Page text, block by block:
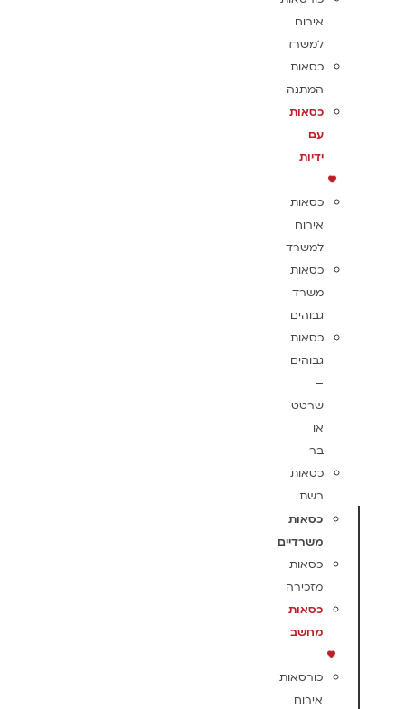
אירוח
למשרד
כסאות
המתנה
כסאות
עם
ידיות
כסאות
אירוח
למשרד
כסאות
משרד
גבוהים
כסאות
גבוהים
–
שרטט
או
בר
כסאות
רשת
כסאות
משרדיים
כסאות
מזכירה
כסאות
מחשב
כורסאות
אירוח